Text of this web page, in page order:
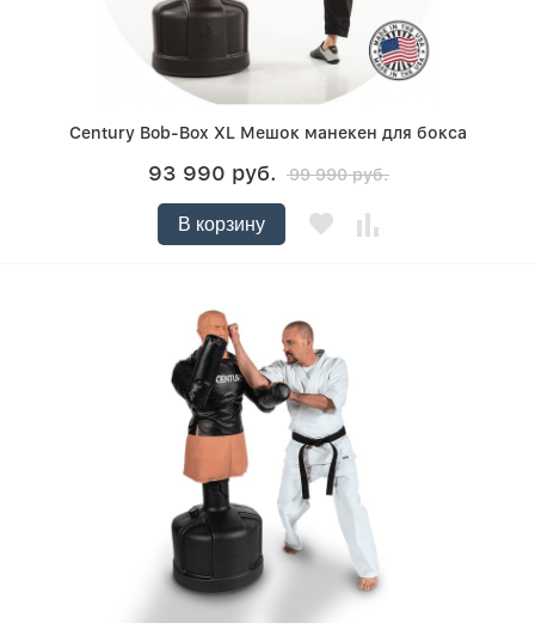
Century Bob-Box XL Мешок манекен для бокса
93 990 руб. 99 990 руб.
В корзину